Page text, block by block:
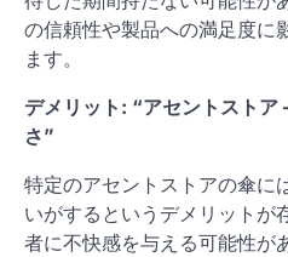
の信頼性や製品への満足度に
ます。
デメリット: “アセントストア
さ”
特定のアセントストアの傘に
いがするというデメリットが
者に不快感を与える可能性が